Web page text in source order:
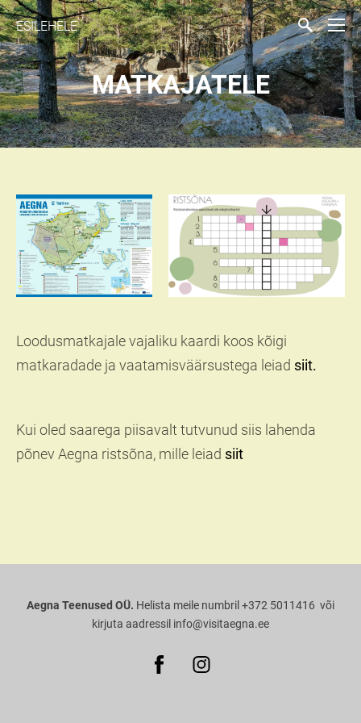
ESILEHELE
MATKAJATELE
Loodusmatkajale vajaliku kaardi koos kõigi
matkaradade ja vaatamisväärsustega leiad siit.
Kui oled saarega piisavalt tutvunud siis lahenda
põnev Aegna ristsõna, mille leiad siit
Aegna Teenused OÜ. Helista meile numbril +372 5011416 või
kirjuta aadressil info@visitaegna.ee